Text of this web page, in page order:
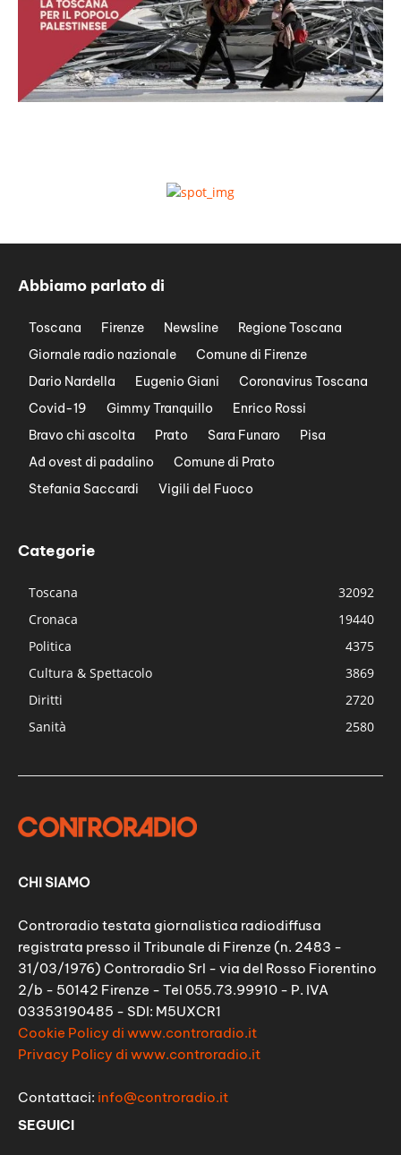
Abbiamo parlato di
Toscana Firenze Newsline
Regione Toscana
Giornale radio nazionale
Comune di Firenze
Dario Nardella
Eugenio Giani
Coronavirus Toscana
Covid-19
Gimmy Tranquillo
Enrico Rossi
Bravo chi ascolta
Prato Sara Funaro
Pisa
Ad ovest di padalino
Comune di Prato
Stefania Saccardi
Vigili del Fuoco
Categorie
Toscana
32092
Cronaca
19440
Politica
4375
Cultura & Spettacolo
3869
Diritti
2720
Sanità
2580
CHI SIAMO
Controradio testata giornalistica radiodiffusa
registrata presso il Tribunale di Firenze (n. 2483 -
31/03/1976) Controradio Srl - via del Rosso Fiorentino
2/b - 50142 Firenze - Tel 055.73.99910 - P. IVA
03353190485 - SDI: M5UXCR1
Cookie Policy di www.controradio.it
Privacy Policy di www.controradio.it
Contattaci: info@controradio.it
SEGUICI